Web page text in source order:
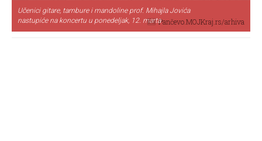
Učenici gitare, tambure i mandoline prof. Mihajla Jovića
nastupiće na koncertu u ponedeljak, 12. martaPančevo.MOJKraj.rs/arhiva